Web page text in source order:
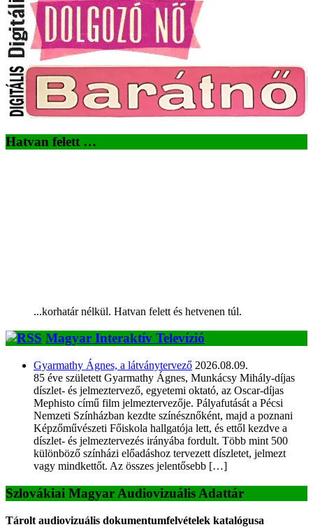
Hatvan felett …
...korhatár nélkül. Hatvan felett és hetvenen túl.
Magyar Interaktív Televízió
Gyarmathy Ágnes, a látványtervező 2026.08.09.
85 éve született Gyarmathy Ágnes, Munkácsy Mihály-díjas
díszlet- és jelmeztervező, egyetemi oktató, az Oscar-díjas
Mephisto című film jelmeztervezője. Pályafutását a Pécsi
Nemzeti Színházban kezdte színésznőként, majd a poznani
Képzőművészeti Főiskola hallgatója lett, és ettől kezdve a
díszlet- és jelmeztervezés irányába fordult. Több mint 500
különböző színházi előadáshoz tervezett díszletet, jelmezt
vagy mindkettőt. Az összes jelentősebb […]
Szlovákiai Magyar Audiovizuális Adattár
Tárolt audiovizuális dokumentumfelvételek katalógusa